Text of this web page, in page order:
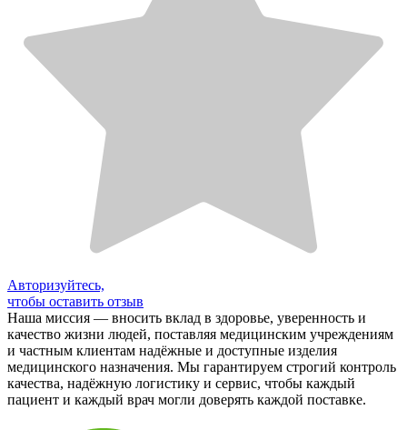
Авторизуйтесь,
чтобы оставить отзыв
Наша миссия — вносить вклад в здоровье, уверенность и
качество жизни людей, поставляя медицинским учреждениям
и частным клиентам надёжные и доступные изделия
медицинского назначения. Мы гарантируем строгий контроль
качества, надёжную логистику и сервис, чтобы каждый
пациент и каждый врач могли доверять каждой поставке.